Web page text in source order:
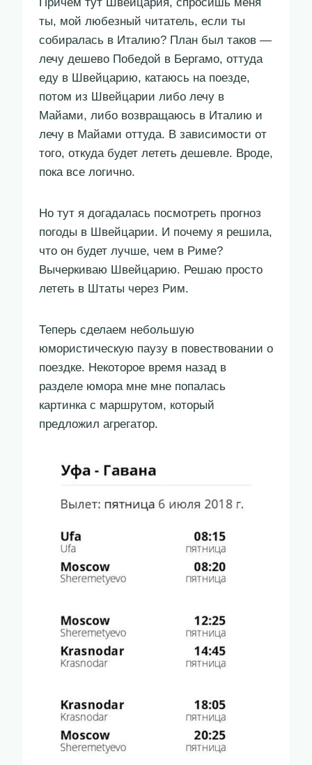
ты, мой любезный читатель, если ты
собиралась в Италию? План был таков —
лечу дешево Победой в Бергамо, оттуда
еду в Швейцарию, катаюсь на поезде,
потом из Швейцарии либо лечу в
Майами, либо возвращаюсь в Италию и
лечу в Майами оттуда. В зависимости от
того, откуда будет лететь дешевле. Вроде,
пока все логично.
Но тут я догадалась посмотреть прогноз
погоды в Швейцарии. И почему я решила,
что он будет лучше, чем в Риме?
Вычеркиваю Швейцарию. Решаю просто
лететь в Штаты через Рим.
Теперь сделаем небольшую
юмористическую паузу в повествовании о
поездке. Некоторое время назад в
разделе юмора мне мне попалась
картинка с маршрутом, который
предложил агрегатор.